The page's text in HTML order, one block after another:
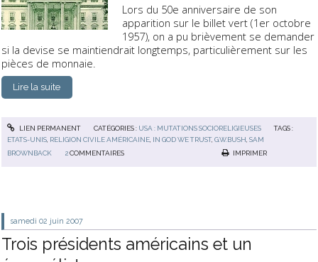
Lors du 50e anniversaire de son
apparition sur le billet vert (1er octobre
1957), on a pu brièvement se demander
si la devise se maintiendrait longtemps, particulièrement sur les
pièces de monnaie.
Lire la suite
LIEN PERMANENT CATÉGORIES : USA : MUTATIONS SOCIORELIGIEUSES
TAGS :
ETATS-UNIS RELIGION CIVILE AMÉRICAINE IN GOD WE TRUST,G.W.BUSH ,SAM
BROWNBACK
2 COMMENTAIRES IMPRIMER
samedi 02 juin 2007
Trois présidents américains et un